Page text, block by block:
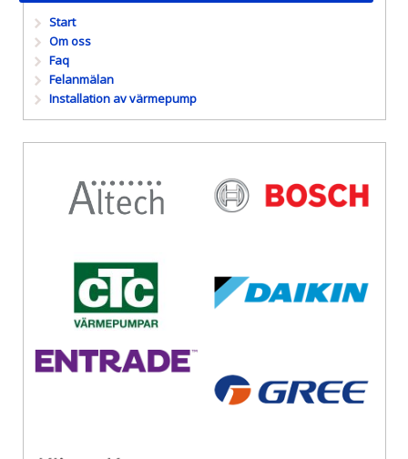
Start
Om oss
Faq
Felanmälan
Installation av värmepump